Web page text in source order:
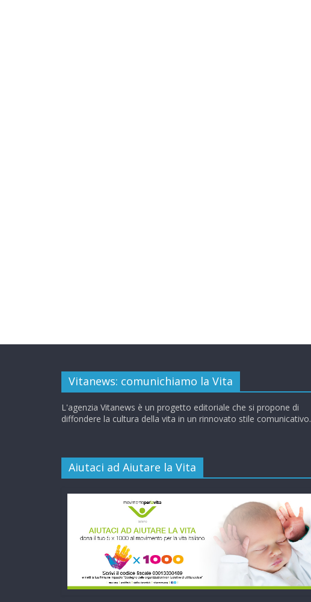
Vitanews: comunichiamo la Vita
L'agenzia Vitanews è un progetto editoriale che si propone di
diffondere la cultura della vita in un rinnovato stile comunicativo.
Aiutaci ad Aiutare la Vita